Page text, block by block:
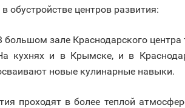
обустройстве центров развития:
большом зале Краснодарского
кухнях и в Крымске, и в
новые кулинарные навыки.
проходят в более теплой